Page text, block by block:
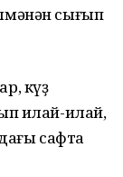
сығып
күҙ
илай-илай,
сафта